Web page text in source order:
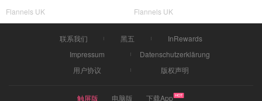
Flannels UK Flannels UK
联系我们 黑五
InRewards
Impressum
Datenschutzerklärung
用户协议
版权声明
触屏版 电脑版 下载App